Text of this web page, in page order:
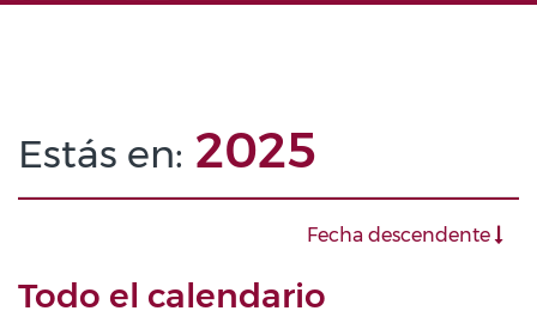
Estás en: 2025
Fecha descendente
Todo el calendario